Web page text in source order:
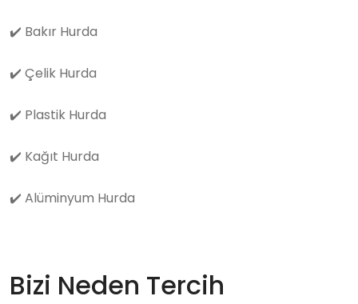
✔️ Bakır Hurda
✔️ Çelik Hurda
✔️ Plastik Hurda
✔️ Kağıt Hurda
✔️ Alüminyum Hurda
Bizi Neden Tercih